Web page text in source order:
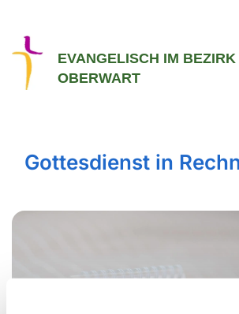
EVANGELISCH IM BEZIRK
OBERWART
Gottesdienst in